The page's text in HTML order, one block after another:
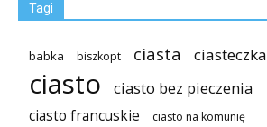
Tagi
babka biszkopt ciasta ciasteczka
ciasto ciasto bez pieczenia
ciasto francuskie ciasto na komunię